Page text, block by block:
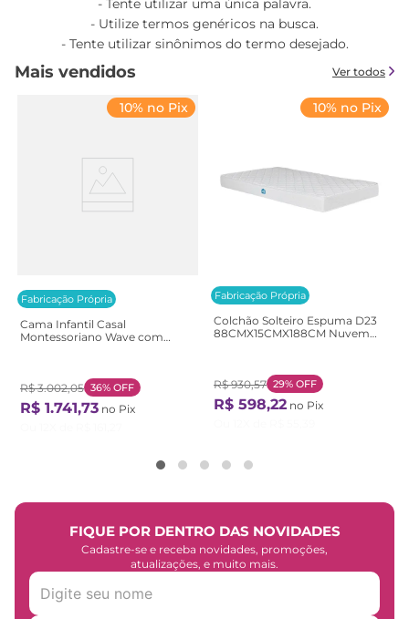
Tente utilizar uma única palavra.
Utilize termos genéricos na busca.
Tente utilizar sinônimos do termo desejado.
Mais vendidos Ver todos
Fabricação Própria
10% no Pix
Cama Infantil Casal
Montessoriano Wave com
Natural/Branco
R$ 3.002,05 36% OFF
R$ 1.741,73 no Pix
Fabricação Própria
10% no Pix
Colchão Solteiro Espuma D23
88CMX15CMX188CM Nuvem
R$ 930,57 29% OFF
R$ 598,22 no Pix
FIQUE POR DENTRO DAS NOVIDADES
Cadastre-se e receba novidades, promoções,
atualizações, e muito mais.